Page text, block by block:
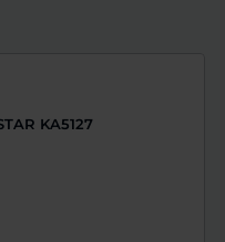
KA5127